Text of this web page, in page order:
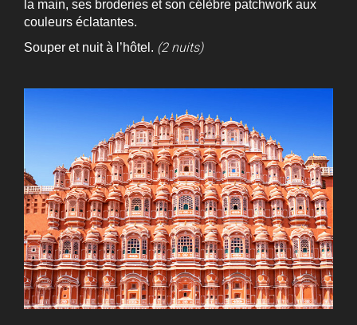
la main, ses broderies et son célèbre patchwork aux
couleurs éclatantes.
Souper et nuit à l’hôtel. (2 nuits)